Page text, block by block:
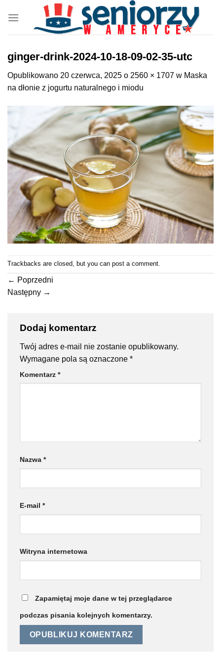
zawartości
ginger-drink-2024-10-18-09-02-35-utc
Opublikowano 20 czerwca, 2025 o 2560 × 1707 w Maska
na dłonie z jogurtu naturalnego i miodu
Trackbacks are closed, but you can post a comment.
← Poprzedni
Następny →
Dodaj komentarz
Twój adres e-mail nie zostanie opublikowany.
Wymagane pola są oznaczone *
Komentarz *
Nazwa *
E-mail *
Witryna internetowa
Zapamiętaj moje dane w tej przeglądarce
podczas pisania kolejnych komentarzy.